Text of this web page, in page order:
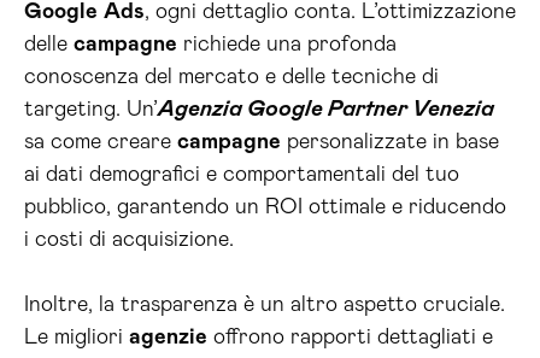
Google Ads, ogni dettaglio conta. L’ottimizzazione
delle campagne richiede una profonda
conoscenza del mercato e delle tecniche di
targeting. Un’Agenzia Google Partner Venezia
sa come creare campagne personalizzate in base
ai dati demografici e comportamentali del tuo
pubblico, garantendo un ROI ottimale e riducendo
i costi di acquisizione.
Inoltre, la trasparenza è un altro aspetto cruciale.
Le migliori agenzie offrono rapporti dettagliati e